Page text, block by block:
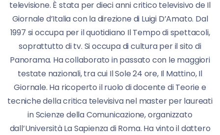
televisione. È stata per dieci anni critico televisivo de Il
Giornale d’Italia con la direzione di Luigi D’Amato. Dal
1997 si occupa per il quotidiano Il Tempo di spettacoli,
soprattutto di tv. Si occupa di cultura per il sito di
Panorama. Ha collaborato in passato con le maggiori
testate nazionali, tra cui Il Sole 24 ore, Il Mattino, Il
Giornale. Ha ricoperto il ruolo di docente di Teorie e
tecniche della critica televisiva nel master per laureati
in Scienze della Comunicazione, organizzato
dall’Università La Sapienza di Roma. Ha vinto il dattero